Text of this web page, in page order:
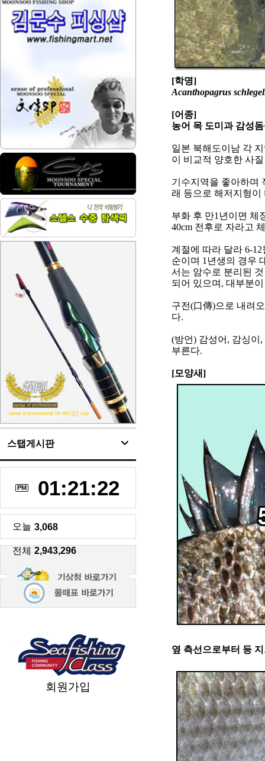
스탭게시판
PM 01:21:23
오늘 3,068
전체 2,943,296
회원가입
[학명]
Acanthopagrus
[어종]
농어 목 도미과 감성
일본 북해도이남 각
이 비교적 양호한 사
기수지역을 좋아하며
래 등으로 해저지형
부화 후 만1 년이면 체
40cm 전후로 자라고
계절에 따라 달라 6-12
순이며 1 년생의 경우
서는 암수로 분리된
되어 있으며 , 대부분
구전(口傳)으로 내려
다.
(방언) 감성어 , 감싱이 ,
부른다.
[모양새]
옆 측선으로부터 등